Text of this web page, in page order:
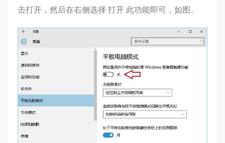
击打开，然后在右侧选择 打开 此功能即可，如图。